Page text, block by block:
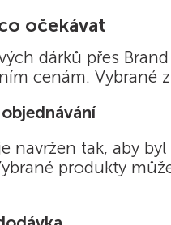
očekávat
dárků přes
cenám. Vybrané
navržen tak, aby
produkty